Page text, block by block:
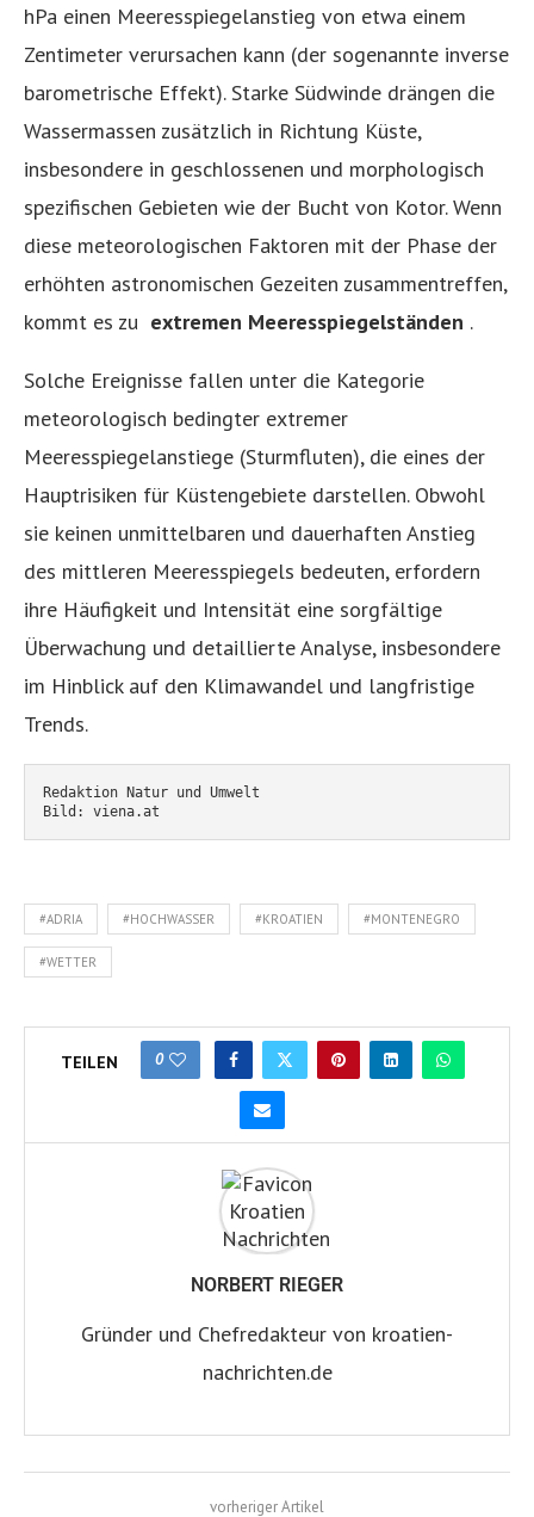
hPa einen Meeresspiegelanstieg von etwa einem
Zentimeter verursachen kann (der sogenannte inverse
barometrische Effekt). Starke Südwinde drängen die
Wassermassen zusätzlich in Richtung Küste,
insbesondere in geschlossenen und morphologisch
spezifischen Gebieten wie der Bucht von Kotor. Wenn
diese meteorologischen Faktoren mit der Phase der
erhöhten astronomischen Gezeiten zusammentreffen,
kommt es zu extremen Meeresspiegelständen .
Solche Ereignisse fallen unter die Kategorie
meteorologisch bedingter extremer
Meeresspiegelanstiege (Sturmfluten), die eines der
Hauptrisiken für Küstengebiete darstellen. Obwohl
sie keinen unmittelbaren und dauerhaften Anstieg
des mittleren Meeresspiegels bedeuten, erfordern
ihre Häufigkeit und Intensität eine sorgfältige
Überwachung und detaillierte Analyse, insbesondere
im Hinblick auf den Klimawandel und langfristige
Trends.
Redaktion Natur und Umwelt
Bild: viena.at
#ADRIA #HOCHWASSER #KROATIEN #MONTENEGRO
#WETTER
TEILEN 0
NORBERT RIEGER
Gründer und Chefredakteur von kroatien-
nachrichten.de
vorheriger Artikel